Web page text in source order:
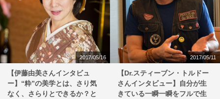
2017/05/16
【伊藤由美さんインタビュ
ー】“粋”の美学とは、さり気
なく、さらりとできるか？と
2017/05/11
【Dr.スティーブン・トルドー
さんインタビュー】自分が生
きている一瞬一瞬をフルで生